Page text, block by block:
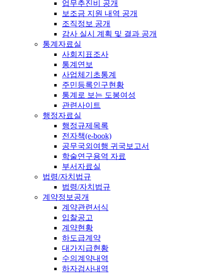
업무추진비 공개
보조금 지원 내역 공개
조직정보 공개
감사 실시 계획 및 결과 공개
통계자료실
사회지표조사
통계연보
사업체기초통계
주민등록인구현황
통계로 보는 도봉여성
관련사이트
행정자료실
행정규제목록
전자책(e-book)
공무국외여행 귀국보고서
학술연구용역 자료
부서자료실
법령/자치법규
법령/자치법규
계약정보공개
계약관련서식
입찰공고
계약현황
하도급계약
대가지급현황
수의계약내역
하자검사내역